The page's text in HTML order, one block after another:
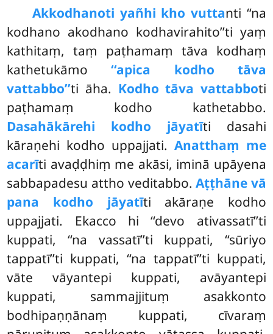
Akkodhanoti yañhi kho vuttanti ‘‘na
kodhano akodhano kodhavirahito’’ti yaṃ
kathitaṃ, taṃ paṭhamaṃ tāva kodhaṃ
kathetukāmo‘‘apica kodho tāva
vattabbo’’ti āha. Kodho tāva vattabboti
paṭhamaṃ kodho kathetabbo.
Dasahākārehi kodho jāyatīti dasahi
kāraṇehi kodho uppajjati. Anatthaṃ me
acarīti avaḍḍhiṃ me akāsi, iminā upāyena
sabbapadesu attho veditabbo.Aṭṭhāne vā
pana kodho jāyatīti akāraṇe kodho
uppajjati. Ekacco hi ‘‘devo ativassatī’’ti
kuppati, ‘‘na vassatī’’ti kuppati, ‘‘sūriyo
tappatī’’ti kuppati, ‘‘na tappatī’’ti kuppati,
vāte vāyantepi kuppati, avāyantepi
kuppati, sammajjituṃ asakkonto
bodhipaṇṇānaṃ kuppati, cīvaraṃ